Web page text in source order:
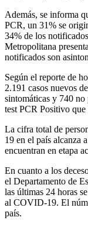
Además, se informa
PCR, un 31% se
34% de los
Metropolitana
notificados son
Según el reporte de
2.191 casos nuevos
sintomáticas y 740 no
test PCR Positivo
La cifra total de
19 en el país alcanza
encuentran en etapa
En cuanto a los
el Departamento de
las últimas 24 horas
al COVID-19. El
país.